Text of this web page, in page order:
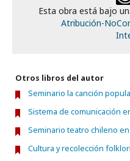
Esta obra está bajo
Atribución-
Otros libros del autor
Seminario la canción
Sistema de comunicación
Seminario teatro chileno
Cultura y recolección